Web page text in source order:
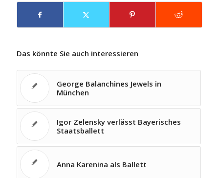
Das könnte Sie auch interessieren
George Balanchines Jewels in
München
Igor Zelensky verlässt Bayerisches
Staatsballett
Anna Karenina als Ballett